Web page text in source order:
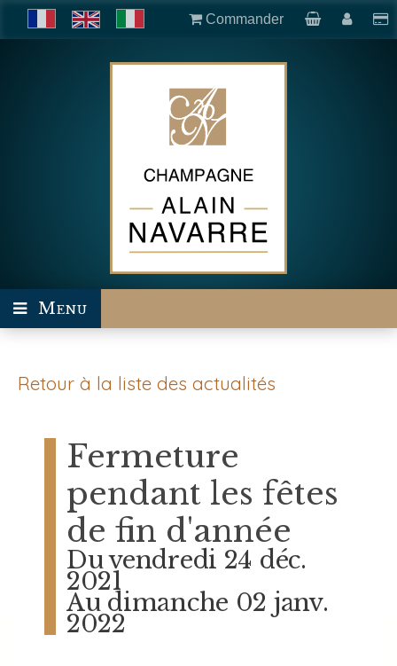
Menu
Retour à la liste des actualités
Fermeture
pendant les fêtes
de fin d'année
Du vendredi 24 déc.
2021
Au dimanche 02 janv.
2022
Commander